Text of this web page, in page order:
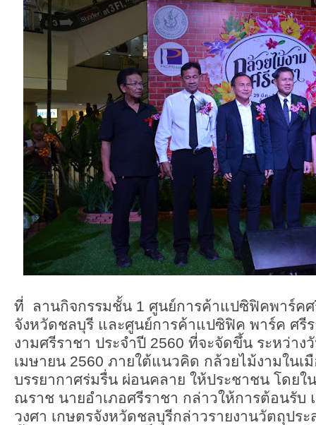
ที่ ลานกิจกรรมชั้น 1 ศูนย์การค้าแปซิฟิคพาร์คศ
จังหวัดชลบุรี และศูนย์การค้าแปซิฟิค พาร์ค ศรี
งามศรีราชา ประจำปี 2560 ที่จะจัดขึ้น ระหว่า
เมษายน 2560 ภายใต้แนวคิด กล้วยไม้งามในเ
บรรยากาศร่มรื่น ผ่อนคลาย ให้ประชาชน โดย
ณราช นายอำเภอศรีราชา กล่าวให้การต้อน
วงศา เกษตรจังหวัดชลบุรีกล่าวรายงานวัตถุปร